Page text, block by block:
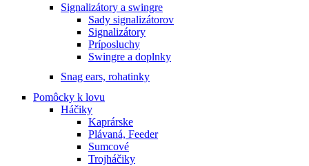
Signalizátory a swingre
Sady signalizátorov
Signalizátory
Príposluchy
Swingre a doplnky
Snag ears, rohatinky
Pomôcky k lovu
Háčiky
Kaprárske
Plávaná, Feeder
Sumcové
Trojháčiky